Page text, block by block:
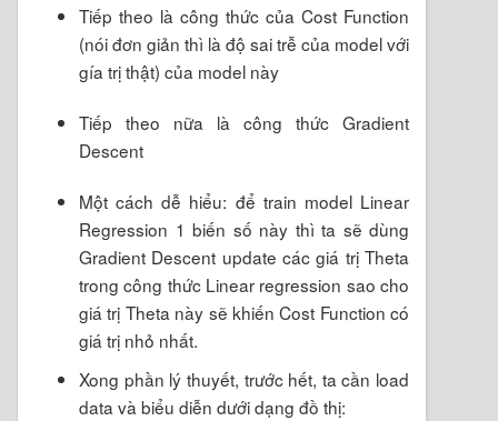
Tiếp theo là công thức của Cost Function
(nói đơn giản thì là độ sai trễ của model với
gía trị thật) của model này
Tiếp theo nữa là công thức Gradient
Descent
Một cách dễ hiểu: để train model Linear
Regression 1 biến số này thì ta sẽ dùng
Gradient Descent update các giá trị Theta
trong công thức Linear regression sao cho
giá trị Theta này sẽ khiến Cost Function có
giá trị nhỏ nhất.
Xong phần lý thuyết, trước hết, ta cần load
data và biểu diễn dưới dạng đồ thị: